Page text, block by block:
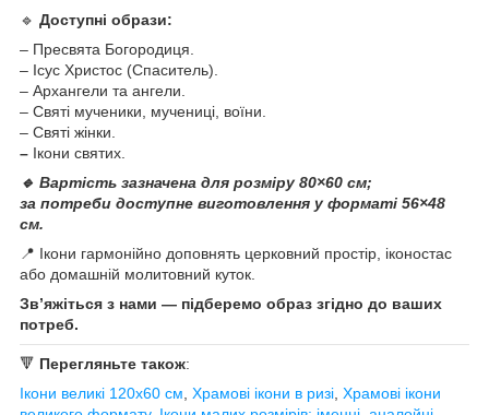
🔹 Доступні образи:
– Пресвята Богородиця.
– Ісус Христос (Спаситель).
– Архангели та ангели.
– Святі мученики, мучениці, воїни.
– Святі жінки.
– Ікони святих.
🔹 Вартість зазначена для розміру 80×60 см;
за потреби доступне виготовлення у форматі 56×48
см.
📍 Ікони гармонійно доповнять церковний простір, іконостас
або домашній молитовний куток.
Зв’яжіться з нами — підберемо образ згідно до ваших
потреб.
🔻 Перегляньте також:
Ікони великі 120х60 см Храмові ікони в ризі Храмові ікони